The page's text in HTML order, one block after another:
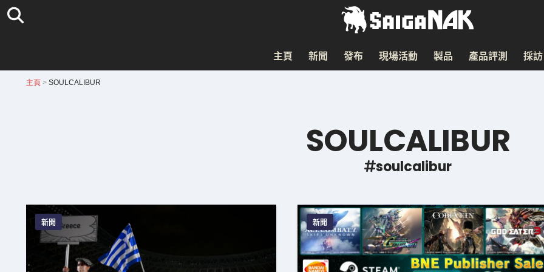
主頁 新聞 發布 現場活動 製品 產品評測 採訪
主頁> SOULCALIBUR
SOULCALIBUR
soulcalibur
新聞 新聞